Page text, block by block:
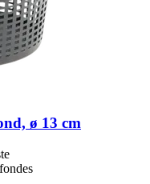
ø 13 cm